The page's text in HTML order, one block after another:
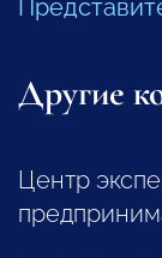
Другие
Центр